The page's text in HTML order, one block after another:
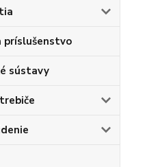
sústavy